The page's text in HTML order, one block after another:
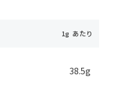
38.5g